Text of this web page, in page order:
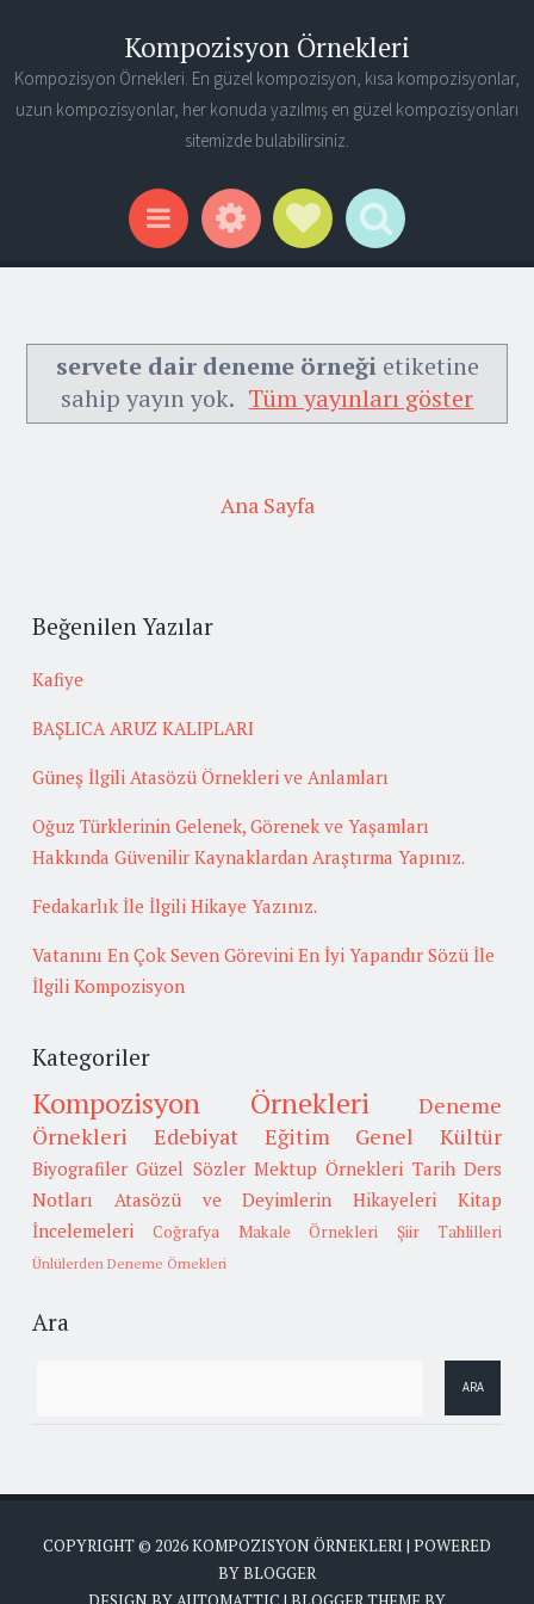
Kompozisyon Örnekleri
Kompozisyon Örnekleri. En güzel kompozisyon, kısa kompozisyonlar,
uzun kompozisyonlar, her konuda yazılmış en güzel kompozisyonları
sitemizde bulabilirsiniz.
Menu WidgetsSocial Links
Search
servete dair deneme örneğietiketine
sahip yayın yok. Tüm yayınları göster
Ana Sayfa
Beğenilen Yazılar
Kafiye
BAŞLICA ARUZ KALIPLARI
Güneş İlgili Atasözü Örnekleri ve Anlamları
Oğuz Türklerinin Gelenek, Görenek ve Yaşamları
Hakkında Güvenilir Kaynaklardan Araştırma Yapınız.
Fedakarlık İle İlgili Hikaye Yazınız.
Vatanını En Çok Seven Görevini En İyi Yapandır Sözü İle
İlgili Kompozisyon
Kategoriler
Kompozisyon Örnekleri
Deneme
Örnekleri
Edebiyat Eğitim Genel Kültür
Biyografiler Güzel Sözler Mektup Örnekleri Tarih Ders
Notları
Atasözü ve Deyimlerin Hikayeleri
Kitap
İncelemeleri
Coğrafya Makale Örnekleri Şiir Tahlilleri
Ünlülerden Deneme Örnekleri
Ara
COPYRIGHT © 2026KOMPOZISYON ÖRNEKLERI | POWERED
BYBLOGGER